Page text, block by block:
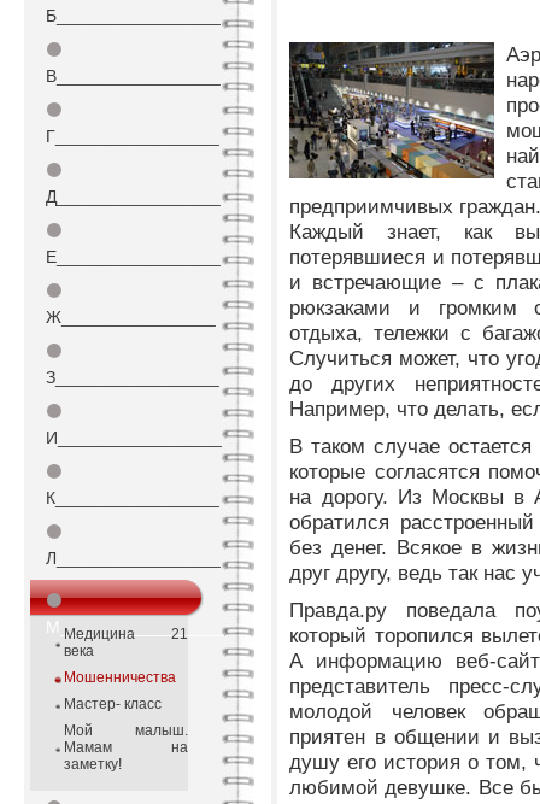
Б_________________
⚫
В_________________
⚫
Г_________________
⚫
Д_________________
⚫
Е_________________
⚫
Ж________________
⚫
З_________________
⚫
И_________________
⚫
К_________________
⚫
Л_________________
⚫
М_________________
Медицина 21
века
Мошенничества
Мастер- класс
Мой малыш.
Мамам на
заметку!
предприимчивых
Каждый знает, как
потерявшиеся и
и встречающие – с
рюкзаками и громким
отдыха, тележки с
Случиться может, что
до других
Например, что делать,
В таком случае
которые согласятся
на дорогу. Из Москвы в
обратился
без денег. Всякое в
друг другу, ведь так нас
Правда.ру поведала
который торопился
А информацию веб-
представитель
молодой человек
приятен в общении и
душу его история о том,
любимой девушке. Все